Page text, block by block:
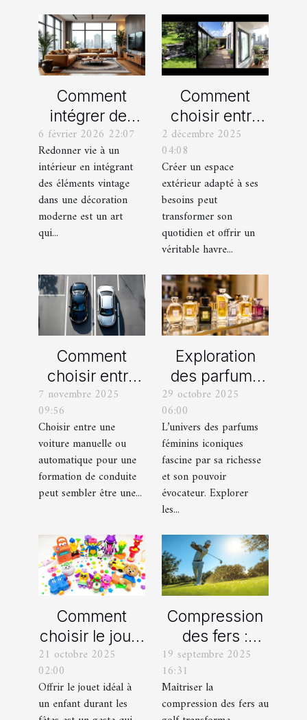
Comment
intégrer des
éléments
vintage dans
une décoration
moderne ?
6 février 2026 22:07
Redonner vie à un
intérieur en intégrant
des éléments vintage
dans une décoration
moderne est un art
qui...
Comment
choisir entre
un jardin, une
terrasse et un
balcon pour
votre espace
extérieur ?
2 décembre 2025
04:08
Créer un espace
extérieur adapté à ses
besoins peut
transformer son
quotidien et offrir un
véritable havre...
Comment
choisir entre
une voiture
manuelle ou
automatique
pour votre
formation de
conduite ?
7 novembre 2025
09:56
Choisir entre une
voiture manuelle ou
automatique pour une
formation de conduite
peut sembler être une...
Exploration
des parfums
féminins
iconiques et
leurs
variations
29 octobre 2025
06:00
L’univers des parfums
féminins iconiques
fascine par sa richesse
et son pouvoir
évocateur. Explorer
les...
Comment
choisir le jouet
parfait pour
chaque âge
durant les
fêtes ?
21 octobre 2025
02:00
Offrir le jouet idéal à
un enfant durant les
Compression
des fers :
comment
obtenir des
frappes plus
solides ?
19 septembre 2025
16:31
Maîtriser la
compression des fers au